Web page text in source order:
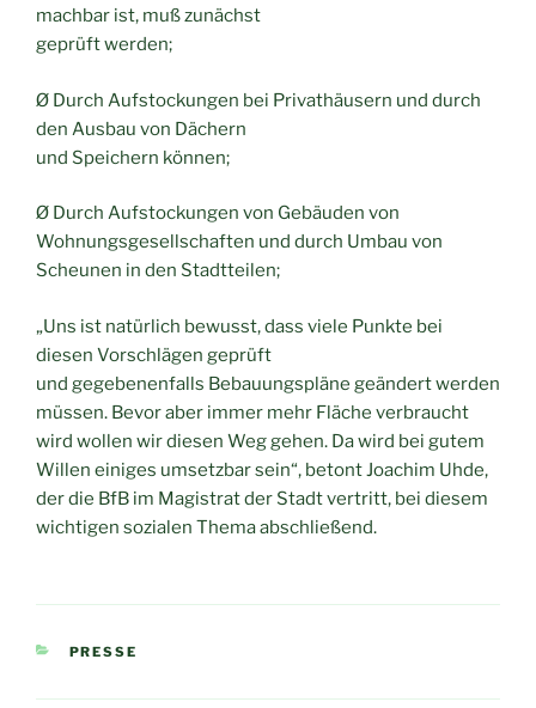
machbar ist, muß zunächst
geprüft werden;
Ø Durch Aufstockungen bei Privathäusern und durch
den Ausbau von Dächern
und Speichern können;
Ø Durch Aufstockungen von Gebäuden von
Wohnungsgesellschaften und durch Umbau von
Scheunen in den Stadtteilen;
„Uns ist natürlich bewusst, dass viele Punkte bei
diesen Vorschlägen geprüft
und gegebenenfalls Bebauungspläne geändert werden
müssen. Bevor aber immer mehr Fläche verbraucht
wird wollen wir diesen Weg gehen. Da wird bei gutem
Willen einiges umsetzbar sein“, betont Joachim Uhde,
der die BfB im Magistrat der Stadt vertritt, bei diesem
wichtigen sozialen Thema abschließend.
KATEGORIEN
PRESSE